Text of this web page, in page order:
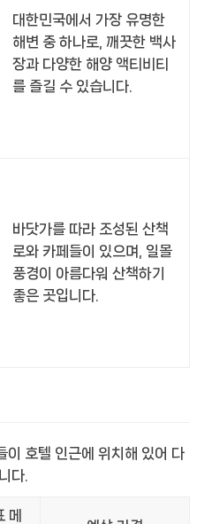
대한민국에서 가장 유명한
해변 중 하나로, 깨끗한 백사
장과 다양한 해양 액티비티
를 즐길 수 있습니다.
바닷가를 따라 조성된 산책
로와 카페들이 있으며, 일몰
풍경이 아름다워 산책하기
좋은 곳입니다.
이 호텔 인근에 위치해 있어 다
다.
메